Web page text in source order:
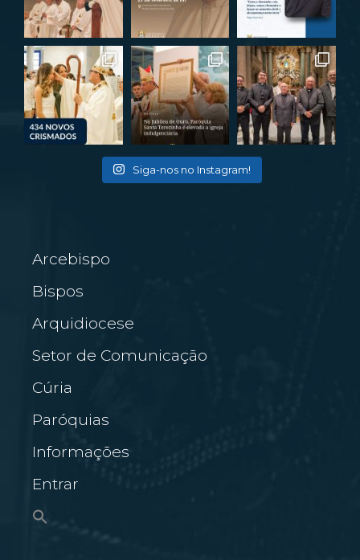
Siga-nos no Instagram!
Arcebispo
Bispos
Arquidiocese
Setor de Comunicação
Cúria
Paróquias
Informações
Entrar